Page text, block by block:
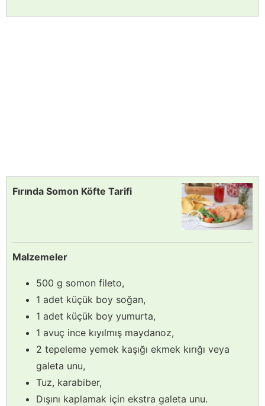
Fırında Somon Köfte Tarifi
Malzemeler
500 g somon fileto,
1 adet küçük boy soğan,
1 adet küçük boy yumurta,
1 avuç ince kıyılmış maydanoz,
2 tepeleme yemek kaşığı ekmek kırığı veya
galeta unu,
Tuz, karabiber,
Dışını kaplamak için ekstra galeta unu.